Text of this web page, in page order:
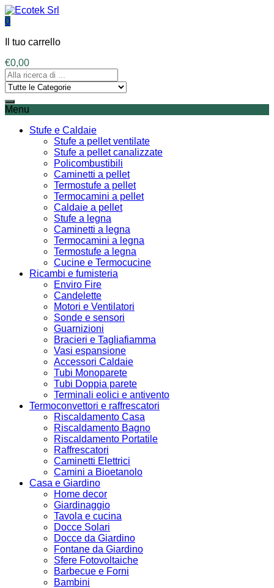
0
Il tuo carrello
€0,00
Menu
Stufe e Caldaie
Stufe a pellet ventilate
Stufe a pellet canalizzate
Policombustibili
Caminetti a pellet
Termostufe a pellet
Termocamini a pellet
Caldaie a pellet
Stufe a legna
Caminetti a legna
Termocamini a legna
Termostufe a legna
Cucine e Termocucine
Ricambi e fumisteria
Enviro Fire
Candelette
Motori e Ventilatori
Sonde e sensori
Guarnizioni
Bracieri e Tagliafiamma
Vasi espansione
Accessori Caldaie
Tubi Monoparete
Tubi Doppia parete
Terminali eolici e antivento
Termoconvettori e raffrescatori
Riscaldamento Casa
Riscaldamento Bagno
Riscaldamento Portatile
Raffrescatori
Caminetti Elettrici
Camini a Bioetanolo
Casa e Giardino
Home decor
Giardinaggio
Tavola e cucina
Docce Solari
Docce da Giardino
Fontane da Giardino
Sfere Fotovoltaiche
Barbecue e Forni
Bambini